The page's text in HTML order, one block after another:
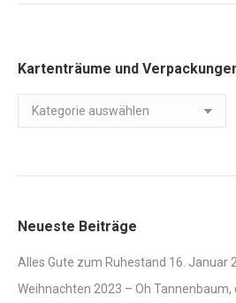
Kartenträume und
Kartenträume
und
Neueste Beiträge
Alles Gute zum Ruhestand 16. Januar
Weihnachten 2023 – Oh